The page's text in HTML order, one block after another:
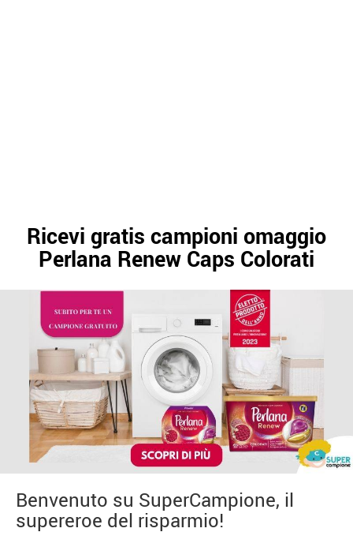
Ricevi gratis campioni omaggio
Perlana Renew Caps Colorati
Benvenuto su SuperCampione, il
supereroe del risparmio!